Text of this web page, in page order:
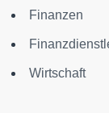
Finanzen
Wirtschaft